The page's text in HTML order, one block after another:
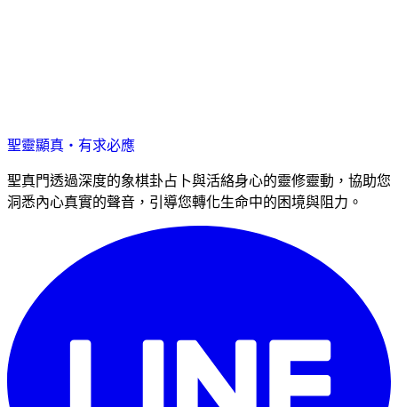
聖靈顯真・有求必應
聖真門透過深度的象棋卦占卜與活絡身心的靈修靈動，協助您
洞悉內心真實的聲音，引導您轉化生命中的困境與阻力。